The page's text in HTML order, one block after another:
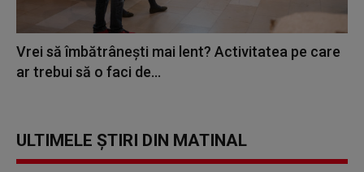
Vrei să îmbătrânești mai lent? Activitatea pe care
ar trebui să o faci de...
ULTIMELE ȘTIRI DIN MATINAL